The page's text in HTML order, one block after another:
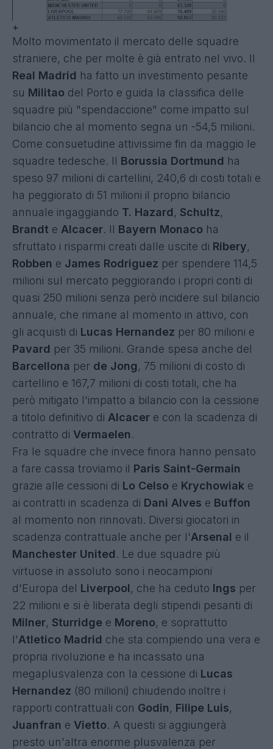
+
Molto movimentato il mercato delle squadre
straniere, che per molte è già entrato nel vivo. Il
Real Madrid ha fatto un investimento pesante
su Militao del Porto e guida la classifica delle
squadre più "spendaccione" come impatto sul
bilancio che al momento segna un -54,5 milioni.
Come consuetudine attivissime fin da maggio le
squadre tedesche. Il Borussia Dortmund ha
speso 97 milioni di cartellini, 240,6 di costi totali e
ha peggiorato di 51 milioni il proprio bilancio
annuale ingaggiando T. Hazard, Schultz,
Brandt e Alcacer. Il Bayern Monaco ha
sfruttato i risparmi creati dalle uscite di Ribery,
Robben e James Rodriguez per spendere 114,5
milioni sul mercato peggiorando i propri conti di
quasi 250 milioni senza però incidere sul bilancio
annuale, che rimane al momento in attivo, con
gli acquisti di Lucas Hernandez per 80 milioni e
Pavard per 35 milioni. Grande spesa anche del
Barcellona per de Jong, 75 milioni di costo di
cartellino e 167,7 milioni di costi totali, che ha
però mitigato l'impatto a bilancio con la cessione
a titolo definitivo di Alcacer e con la scadenza di
contratto di Vermaelen.
Fra le squadre che invece finora hanno pensato
a fare cassa troviamo il Paris Saint-Germain
grazie alle cessioni di Lo Celso e Krychowiak e
ai contratti in scadenza di Dani Alves e Buffon
al momento non rinnovati. Diversi giocatori in
scadenza contrattuale anche per l'Arsenal e il
Manchester United. Le due squadre più
virtuose in assoluto sono i neocampioni
d'Europa del Liverpool, che ha ceduto Ings per
22 milioni e si è liberata degli stipendi pesanti di
Milner, Sturridge e Moreno, e soprattutto
l'Atletico Madrid che sta compiendo una vera e
propria rivoluzione e ha incassato una
megaplusvalenza con la cessione di Lucas
Hernandez (80 milioni) chiudendo inoltre i
rapporti contrattuali con Godin, Filipe Luis,
Juanfran e Vietto. A questi si aggiungerà
presto un'altra enorme plusvalenza per